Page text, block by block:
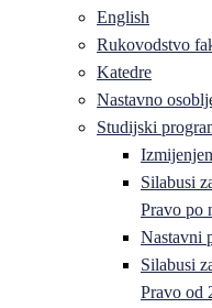
English
Rukovodstvo
Katedre
Nastavno
Studijski
Silabusi
Pravo po
Nastavni
Silabusi
Pravo od